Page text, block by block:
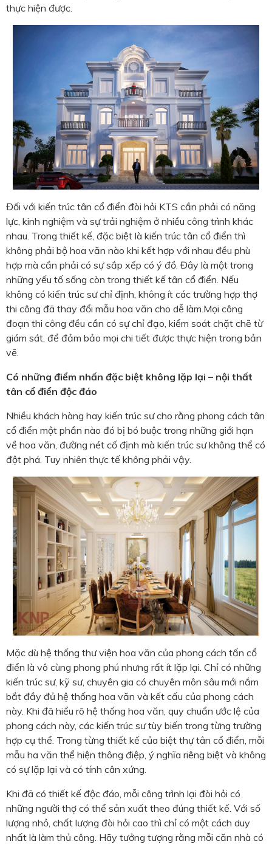
thực hiện được.
Đối với kiến trúc tân cổ điển đòi hỏi KTS cần phải có năng
lực, kinh nghiệm và sự trải nghiệm ở nhiều công trình khác
nhau. Trong thiết kế, đặc biệt là kiến trúc tân cổ điển thì
không phải bộ hoa văn nào khi kết hợp với nhau đều phù
hợp mà cần phải có sự sắp xếp có ý đồ. Đây là một trong
những yếu tố sống còn trong thiết kế tân cổ điển. Nếu
không có kiến trúc sư chỉ định, không ít các trường hợp thợ
thi công đã thay đổi mẫu hoa văn cho dễ làm.Mọi công
đoạn thi công đều cần có sự chỉ đạo, kiểm soát chặt chẽ từ
giám sát, để đảm bảo mọi chi tiết được thực hiện trong bản
vẽ.
Có những điểm nhấn đặc biệt không lặp lại – nội thất
tân cổ điển độc đáo
Nhiều khách hàng hay kiến trúc sư cho rằng phong cách tân
cổ điển một phần nào đó bị bó buộc trong những giới hạn
về hoa văn, đường nét cố định mà kiến trúc sư không thể có
đột phá. Tuy nhiên thực tế không phải vậy.
Mặc dù hệ thống thư viện hoa văn của phong cách tấn cổ
điển là vô cùng phong phú nhưng rất ít lặp lại. Chỉ có những
kiến trúc sư, kỹ sư, chuyên gia có chuyên môn sâu mới nắm
bắt đầy đủ hệ thống hoa văn và kết cấu của phong cách
này. Khi đã hiểu rõ hệ thống hoa văn, quy chuẩn ước lệ của
phong cách này, các kiến trúc sư tùy biến trong từng trường
hợp cụ thể. Trong từng thiết kế của biệt thự tân cổ điển, mỗi
mẫu ha văn thể hiện thông điệp, ý nghĩa riêng biệt và không
có sự lặp lại và có tính cân xứng.
Khi đã có thiết kế độc đáo, mỗi công trình lại đòi hỏi có
những người thợ có thể sản xuất theo đúng thiết kế. Với số
lượng nhỏ, chất lượng đòi hỏi cao thì chỉ có một cách duy
nhất là làm thủ công. Hãy tưởng tượng rằng mỗi căn nhà có